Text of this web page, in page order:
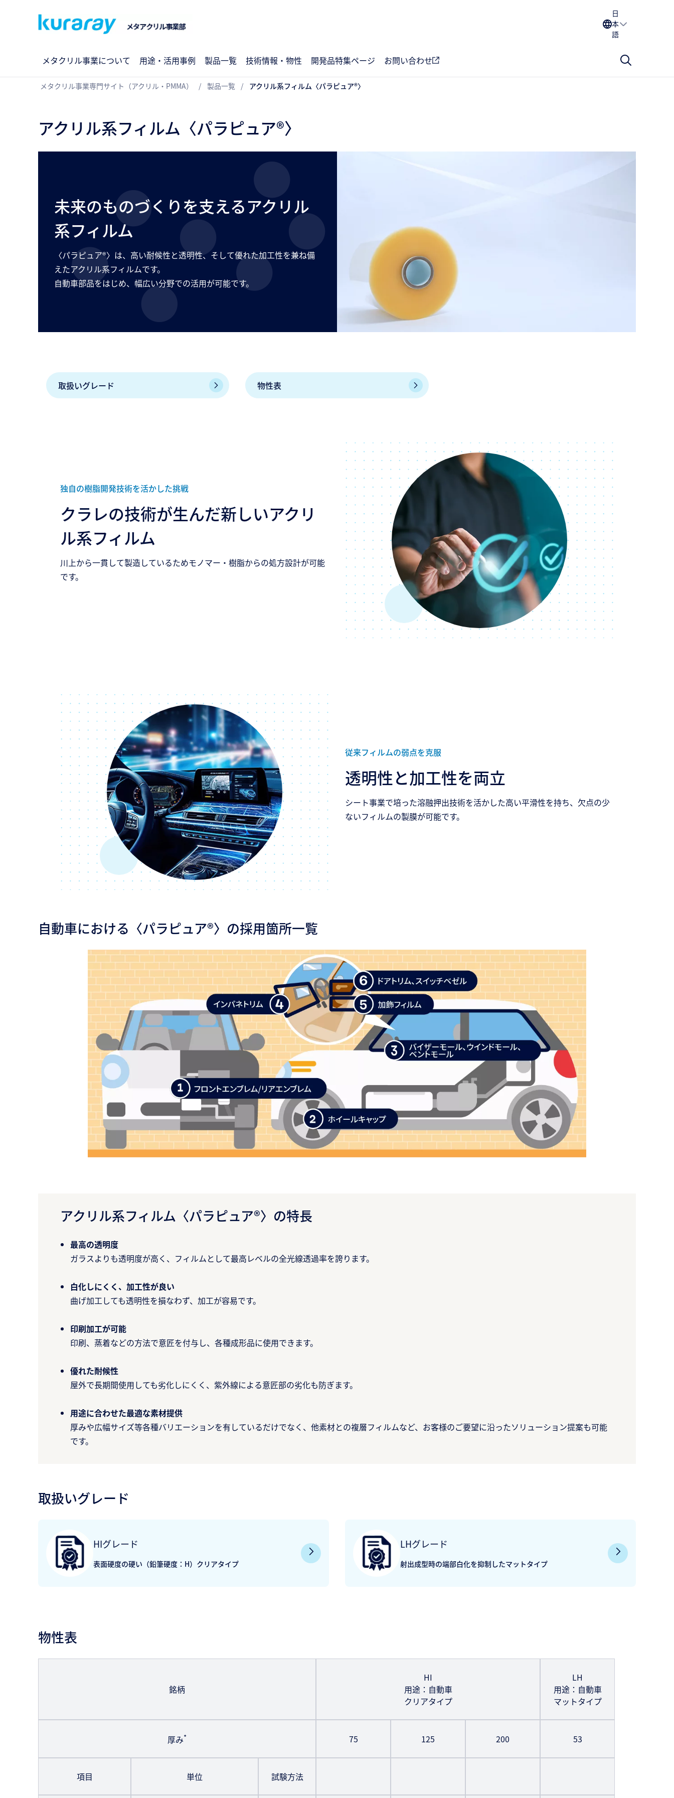
日
本
語
メタクリル事業について 用途・活用事例 製品一覧 技術情報・物性 開発品特集ページ お問い合わせ
メタクリル事業専門サイト（アクリル・PMMA） 製品一覧 アクリル系フィルム〈パラピュア®〉
アクリル系フィルム〈パラピュア®〉
未来のものづくりを支えるアクリル
系フィルム
〈パラピュア®〉は、高い耐候性と透明性、そして優れた加工性を兼ね備
えたアクリル系フィルムです。​
自動車部品をはじめ、幅広い分野での活用が可能です。
取扱いグレード 物性表
独自の樹脂開発技術を活かした挑戦​
クラレの技術が生んだ新しいアクリ
ル系フィルム​
川上から一貫して製造しているためモノマー・樹脂からの処方設計が可能
です。
従来フィルムの弱点を克服​
透明性と加工性を両立
シート事業で培った溶融押出技術を活かした高い平滑性を持ち、欠点の少
ないフィルムの製膜が可能です。
自動車における〈パラピュア®〉の採用箇所一覧
アクリル系フィルム〈パラピュア®〉の特長​
最高の透明度
ガラスよりも透明度が高く、フィルムとして最高レベルの全光線透過率を誇ります。​
白化しにくく、加工性が良い
曲げ加工しても透明性を損なわず、加工が容易です。​
印刷加工が可能​
印刷、蒸着などの方法で意匠を付与し、各種成形品に使用できます。​
優れた耐候性​
屋外で長期間使用しても劣化しにくく、紫外線による意匠部の劣化も防ぎます。​
用途に合わせた最適な素材提供
厚みや広幅サイズ等各種バリエーションを有しているだけでなく、他素材との複層フィルムなど、お客様のご要望に沿ったソリューション提案も可能
です。​
取扱いグレード
HIグレード​
表面硬度の硬い（鉛筆硬度：H）クリアタイプ
LHグレード​
射出成型時の端部白化を抑制したマットタイプ​
物性表
銘柄
HI
用途：自動車
クリアタイプ
LH
用途：自動車
マットタイプ
厚み* 75 125 200 53
項目 単位 試験方法